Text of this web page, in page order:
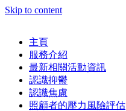
Skip to content
主頁
服務介紹
最新相關活動資訊
認識抑鬱
認識焦慮
照顧者的壓力風險評估